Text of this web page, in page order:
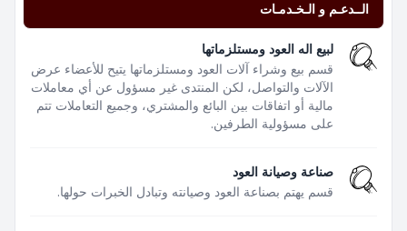
الــدعـم و الـخـدمـات
لبيع اله العود ومستلزماتها
قسم بيع وشراء آلات العود ومستلزماتها يتيح للأعضاء عرض
الآلات والتواصل، لكن المنتدى غير مسؤول عن أي معاملات
مالية أو اتفاقات بين البائع والمشتري، وجميع التعاملات تتم
على مسؤولية الطرفين.
صناعة وصيانة العود
قسم يهتم بصناعة العود وصيانته وتبادل الخبرات حولها.